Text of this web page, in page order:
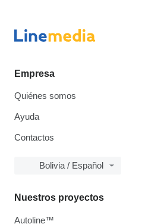
Empresa
Quiénes somos
Ayuda
Contactos
Bolivia / Español
Nuestros proyectos
Autoline™